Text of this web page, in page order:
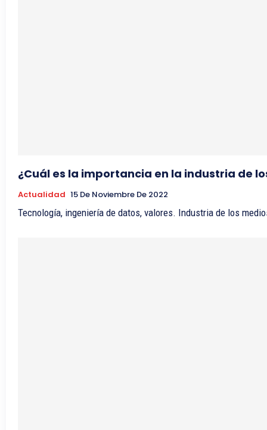
¿Cuál es la importancia en la industria de
Actualidad 15 De Noviembre De 2022
Tecnología, ingeniería de datos, valores. Industria de los